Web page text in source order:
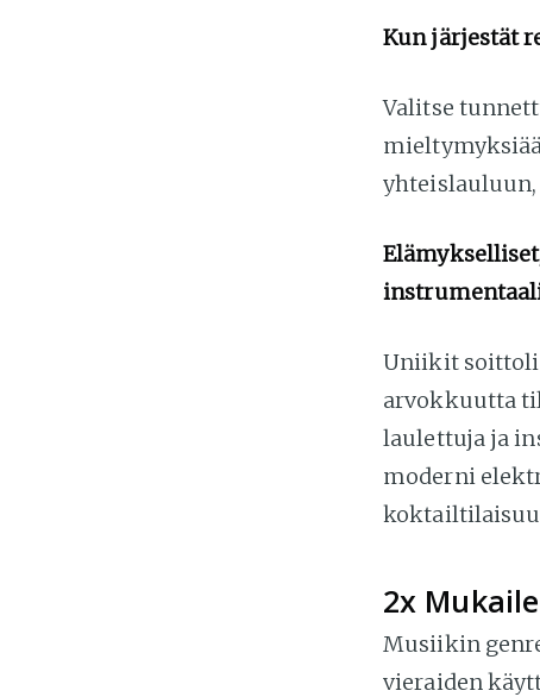
Kun järjestät
Valitse
Uniikit
arvokkuutta
laulettuja ja
moderni
2x
Musiikin
vieraiden